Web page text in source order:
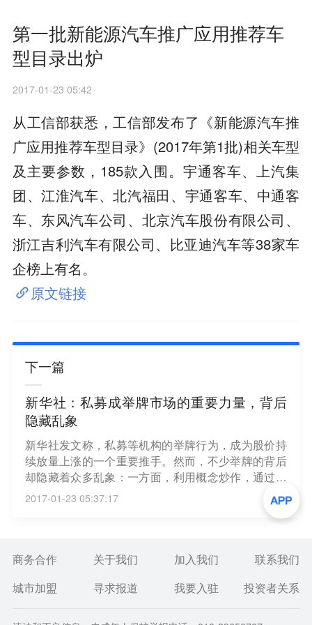
第一批新能源汽车推广应用推荐车
型目录出炉
2017-01-23 05:42
从工信部获悉，工信部发布了《新能源汽车推
广应用推荐车型目录》(2017年第1批)相关车型
及主要参数，185款入围。宇通客车、上汽集
团、江淮汽车、北汽福田、宇通客车、中通客
车、东风汽车公司、北京汽车股份有限公司、
浙江吉利汽车有限公司、比亚迪汽车等38家车
企榜上有名。
原文链接
下一篇
新华社：私募成举牌市场的重要力量，背后
隐藏乱象
新华社发文称，私募等机构的举牌行为，成为股价持
续放量上涨的一个重要推手。然而，不少举牌的背后
却隐藏着众多乱象：一方面，利用概念炒作，通过一
系列资本游戏来做大市值，然后拉高股价；另一方
面，私募或产业资本大手笔接盘，助力股东清仓式减
持。此外，也有通过大量增持成为公司重要股东，在
码。
2017-01-23 05:37:17
商务合作 关于我们 加入我们
联系我们
城市加盟
寻求报道 我要入驻 投资者关系